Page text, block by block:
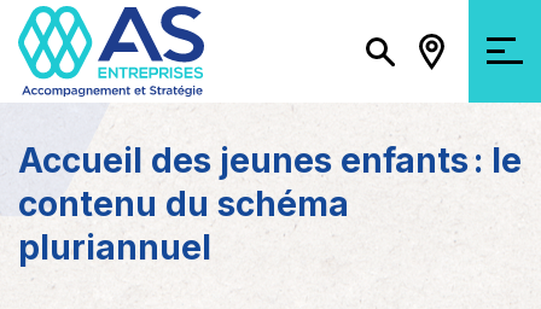
Accueil des jeunes enfants : le
contenu du schéma
pluriannuel